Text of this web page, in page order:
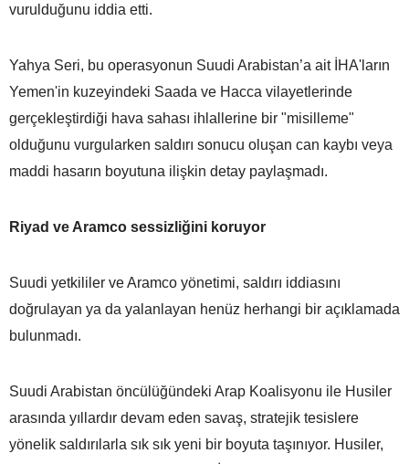
vurulduğunu iddia etti.
Yahya Seri, bu operasyonun Suudi Arabistan’a ait İHA'ların
Yemen'in kuzeyindeki Saada ve Hacca vilayetlerinde
gerçekleştirdiği hava sahası ihlallerine bir "misilleme"
olduğunu vurgularken saldırı sonucu oluşan can kaybı veya
maddi hasarın boyutuna ilişkin detay paylaşmadı.
Riyad ve Aramco sessizliğini koruyor
Suudi yetkililer ve Aramco yönetimi, saldırı iddiasını
doğrulayan ya da yalanlayan henüz herhangi bir açıklamada
bulunmadı.
Suudi Arabistan öncülüğündeki Arap Koalisyonu ile Husiler
arasında yıllardır devam eden savaş, stratejik tesislere
yönelik saldırılarla sık sık yeni bir boyuta taşınıyor. Husiler,